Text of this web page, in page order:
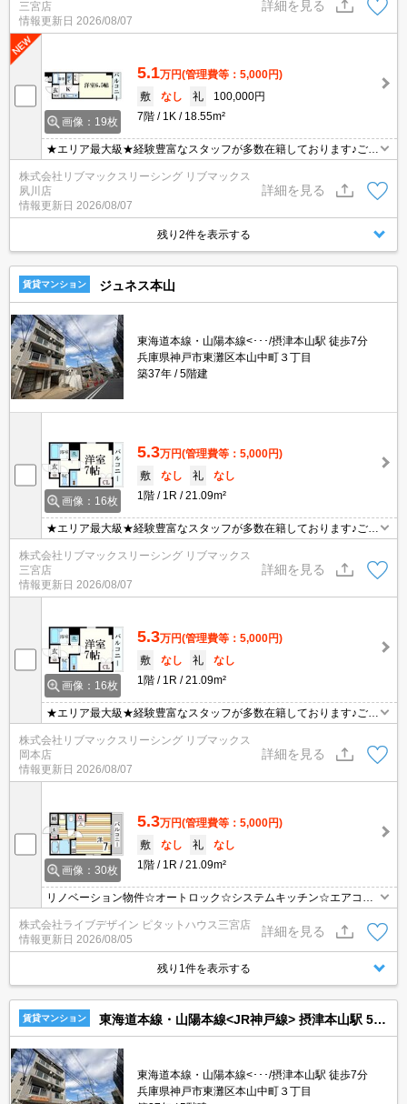
問題ありません♪弊社ではネットに掲載されている物件も全てご紹介
可能になりますので気になる物件は全て申し付けください★
三宮店
情報更新日 2026/08/07
詳細を見る
画像：19枚
5.1万円(管理費等：5,000円)
敷
なし 礼
100,000円
7階
1K 18.55m²
★エリア最大級★経験豊富なスタッフが多数在籍しております♪ご要
望がありましたらお申し付けください！初期費用クレジット支払可
能！オンライン内覧・オンライン契約等弊社に一度も来店せずとも
問題ありません♪弊社ではネットに掲載されている物件も全てご紹介
可能になりますので気になる物件は全て申し付けください★
株式会社リブマックスリーシング リブマックス
夙川店
情報更新日 2026/08/07
詳細を見る
残り2件を表示する
賃貸マンション ジュネス本山
東海道本線・山陽本線<･･･/摂津本山駅 徒歩7分
兵庫県神戸市東灘区本山中町３丁目
築37年
5階建
画像：16枚
5.3万円(管理費等：5,000円)
敷
なし 礼
なし
1階
1R 21.09m²
★エリア最大級★経験豊富なスタッフが多数在籍しております♪ご要
望がありましたらお申し付けください！初期費用クレジット支払可
能！オンライン内覧・オンライン契約等弊社に一度も来店せずとも
問題ありません♪弊社ではネットに掲載されている物件も全てご紹介
可能になりますので気になる物件は全て申し付けください★
株式会社リブマックスリーシング リブマックス
三宮店
情報更新日 2026/08/07
詳細を見る
画像：16枚
5.3万円(管理費等：5,000円)
敷
なし 礼
なし
1階
1R 21.09m²
★エリア最大級★経験豊富なスタッフが多数在籍しております♪ご要
望がありましたらお申し付けください！初期費用クレジット支払可
能！オンライン内覧・オンライン契約等弊社に一度も来店せずとも
問題ありません♪弊社ではネットに掲載されている物件も全てご紹介
可能になりますので気になる物件は全て申し付けください★
株式会社リブマックスリーシング リブマックス
岡本店
情報更新日 2026/08/07
詳細を見る
画像：30枚
5.3万円(管理費等：5,000円)
敷
なし 礼
なし
1階
1R 21.09m²
リノベーション物件☆オートロック☆システムキッチン☆エアコン
付き☆
株式会社ライブデザイン ピタットハウス三宮店
情報更新日 2026/08/05
詳細を見る
残り1件を表示する
賃貸マンション 東海道本線・山陽本線<JR神戸線> 摂津本山駅 5階建 築37年
東海道本線・山陽本線<･･･/摂津本山駅 徒歩7分
兵庫県神戸市東灘区本山中町３丁目